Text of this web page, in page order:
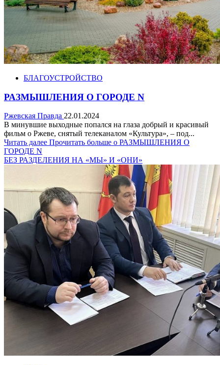
БЛАГОУСТРОЙСТВО
РАЗМЫШЛЕНИЯ О ГОРОДЕ N
Ржевская Правда 22.01.2024
В минувшие выходные попался на глаза добрый и красивый
фильм о Ржеве, снятый телеканалом «Культура», – под...
Читать далее Прочитать больше о РАЗМЫШЛЕНИЯ О
ГОРОДЕ N
БЕЗ РАЗДЕЛЕНИЯ НА «МЫ» И «ОНИ»